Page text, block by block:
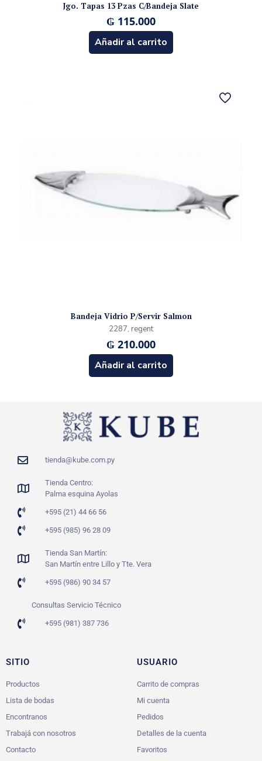
Jgo. Tapas 13 Pzas C/Bandeja Slate
₲ 115.000
Añadir al carrito
Bandeja Vidrio P/Servir Salmon
2287, regent
₲ 210.000
Añadir al carrito
tienda@kube.com.py
Tienda Centro:
Palma esquina Ayolas
+595 (21) 44 66 56
+595 (985) 96 28 09
Tienda San Martín:
San Martín entre Lillo y Tte. Vera
+595 (986) 90 34 57
Consultas Servicio Técnico
+595 (981) 387 736
SITIO
Productos
Lista de bodas
Encontranos
Trabajá con nosotros
Contacto
USUARIO
Carrito de compras
Mi cuenta
Pedidos
Detalles de la cuenta
Favoritos